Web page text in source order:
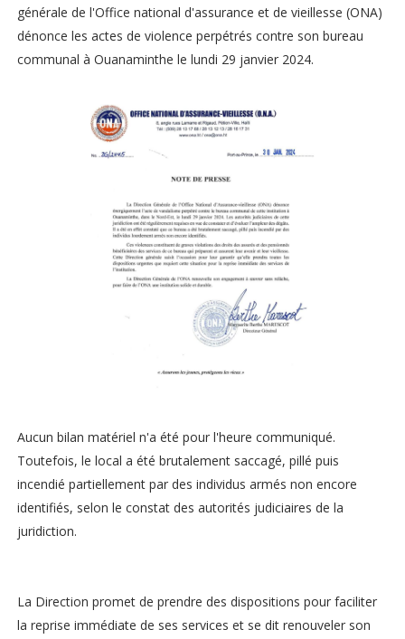
générale de l'Office national d'assurance et de vieillesse (ONA)
dénonce les actes de violence perpétrés contre son bureau
communal à Ouanaminthe le lundi 29 janvier 2024.
Aucun bilan matériel n'a été pour l'heure communiqué.
Toutefois, le local a été brutalement saccagé, pillé puis
incendié partiellement par des individus armés non encore
identifiés, selon le constat des autorités judiciaires de la
juridiction.
La Direction promet de prendre des dispositions pour faciliter
la reprise immédiate de ses services et se dit renouveler son